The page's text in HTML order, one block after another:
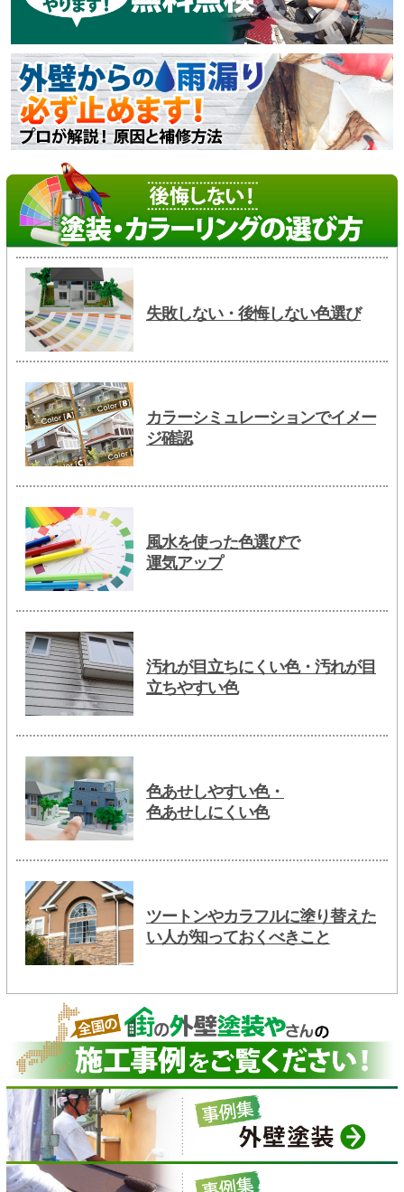
失敗しない・後悔しない色選び
カラーシミュレーションでイメー
ジ確認
風水を使った色選びで
運気アップ
汚れが目立ちにくい色・汚れが目
立ちやすい色
色あせしやすい色・
色あせしにくい色
ツートンやカラフルに塗り替えた
い人が知っておくべきこと